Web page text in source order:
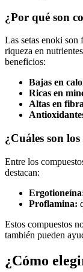
¿Por qué son
Las setas enoki son
riqueza en
beneficios:
Bajas en
Ricas en
Altas en
¿Cuáles son
Entre los
destacan:
Proflamina:
Estos compuestos
también pueden
¿Cómo